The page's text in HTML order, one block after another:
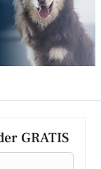
GRATIS